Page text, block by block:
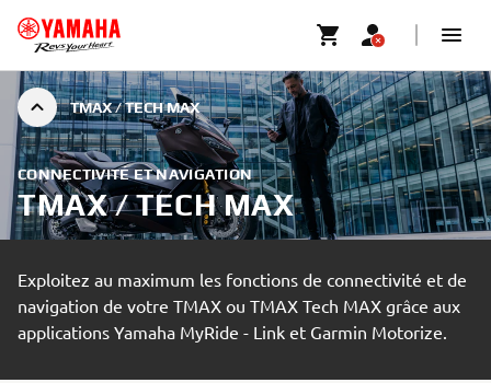
TMAX / TECH MAX
CONNECTIVITÉ ET NAVIGATION
TMAX / TECH MAX
Exploitez au maximum les fonctions de connectivité et de
navigation de votre TMAX ou TMAX Tech MAX grâce aux
applications Yamaha MyRide - Link et Garmin Motorize.